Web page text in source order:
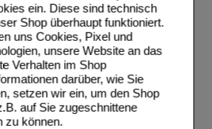
ein. Diese sind technisch
Shop überhaupt funktioniert.
uns Cookies, Pixel und
unsere Website an das
Verhalten im Shop
darüber, wie Sie
setzen wir ein, um den Shop
auf Sie zugeschnittene
zu können.